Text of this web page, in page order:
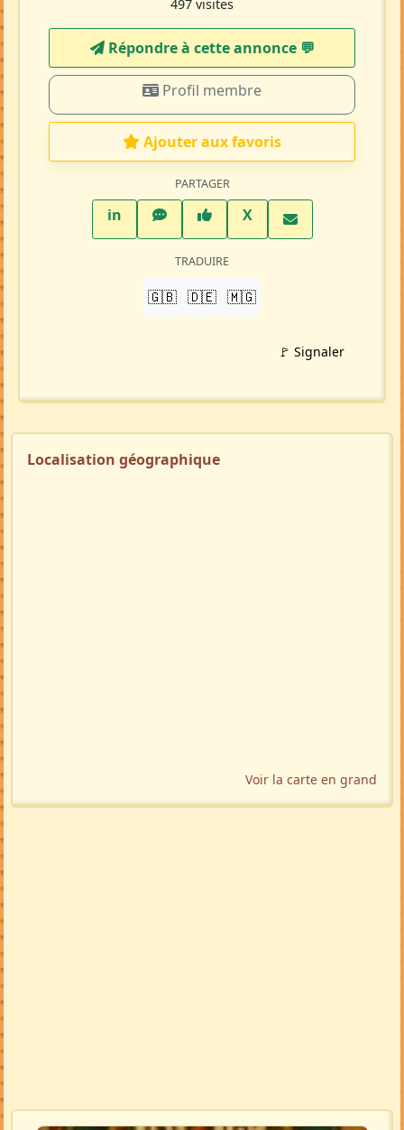
497 visites
Répondre à cette annonce 💬​
Profil membre
Ajouter aux favoris
PARTAGER
inLinkedInWhatsAppFacebook
XTwitter X
TRADUIRE
🇬🇧 🇩🇪 🇲🇬
🚩 Signaler
Localisation géographique
Voir la carte en grand